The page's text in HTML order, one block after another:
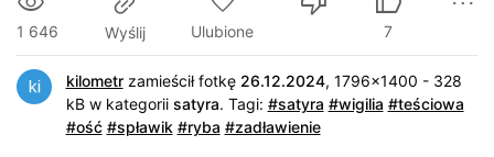
1 646 Wyślij Ulubione 7
kilometrzamieścił fotkę 26.12.2024, 1796x1400 - 328
kB w kategorii satyra. Tagi: #satyra #wigilia #teściowa
#ość #spławik #ryba #zadławienie